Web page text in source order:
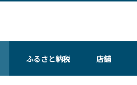
ふるさと納税 店舗